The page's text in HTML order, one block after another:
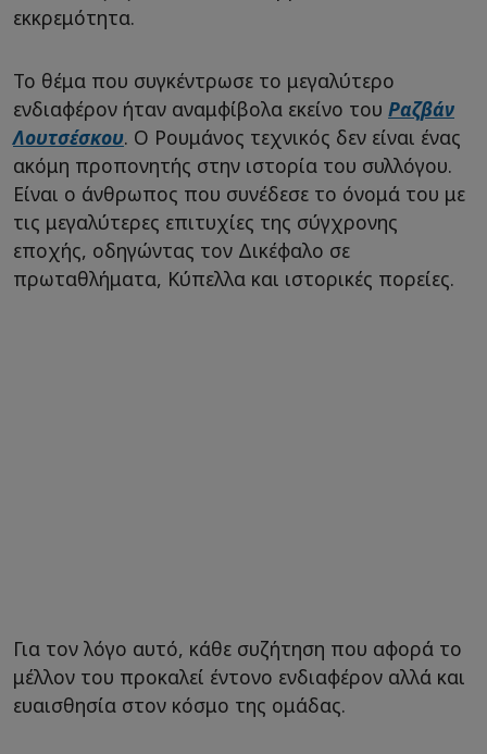
εκκρεμότητα.
Το θέμα που συγκέντρωσε το μεγαλύτερο
ενδιαφέρον ήταν αναμφίβολα εκείνο του Ραζβάν
Λουτσέσκου. Ο Ρουμάνος τεχνικός δεν είναι ένας
ακόμη προπονητής στην ιστορία του συλλόγου.
Είναι ο άνθρωπος που συνέδεσε το όνομά του με
τις μεγαλύτερες επιτυχίες της σύγχρονης
εποχής, οδηγώντας τον Δικέφαλο σε
πρωταθλήματα, Κύπελλα και ιστορικές πορείες.
Για τον λόγο αυτό, κάθε συζήτηση που αφορά το
μέλλον του προκαλεί έντονο ενδιαφέρον αλλά και
ευαισθησία στον κόσμο της ομάδας.